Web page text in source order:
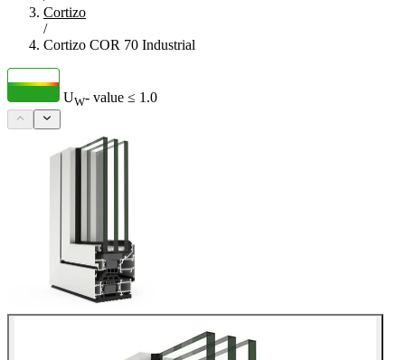
Cortizo
/
Cortizo COR 70 Industrial
UW- value ≤ 1.0